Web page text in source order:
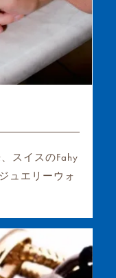
スイスのFahy
ュエリーウォ